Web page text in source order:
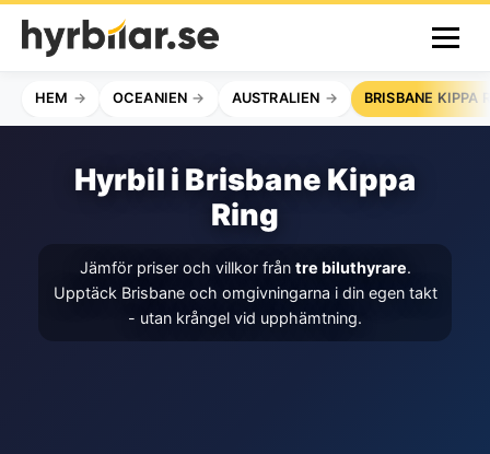
HEM OCEANIEN AUSTRALIEN BRISBANE KIPPA
Hyrbil i Brisbane Kippa
Ring
Jämför priser och villkor från tre biluthyrare.
Upptäck Brisbane och omgivningarna i din egen takt
- utan krångel vid upphämtning.